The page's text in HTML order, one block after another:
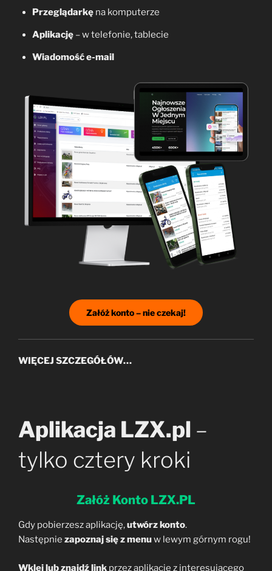
Przeglądarkę na komputerze
Aplikację – w telefonie, tablecie
Wiadomość e-mail
Załóż konto – nie czekaj!
WIĘCEJ SZCZEGÓŁÓW…
Aplikacja LZX.pl –
tylko cztery kroki
Załóż Konto LZX.PL
Gdy pobierzesz aplikację,utwórz konto.
Następnie zapoznaj się z menuw lewym górnym rogu!
Wklej lub znajdź link przez aplikację z interesującego